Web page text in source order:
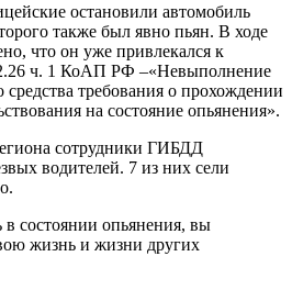
остановили автомобиль
также был явно пьян. В ходе
что он уже привлекался к
ч. 1 КоАП РФ –«Невыполнение
средства требования о прохождении
на состояние опьянения».
сотрудники ГИБДД
водителей. 7 из них сели
в состоянии опьянения, вы
жизнь и жизни других